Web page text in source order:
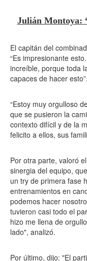
Julián Montoya:
El capitán del
“Es impresionante
increíble, porque toda
capaces de hacer esto”.
“Estoy muy orgulloso
que se pusieron la
contexto difícil y de la
felicito a ellos, sus
Por otra parte, valoró
sinergia del equipo,
un try de primera fase
entrenamientos en
podemos hacer
tuvieron casi todo el
hizo me llena de
lado", analizó.
Por último, dijo: "El